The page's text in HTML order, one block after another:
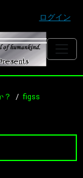
ログイン
？
figss